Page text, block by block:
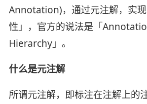
Annotation)，通过元注解，实
性」，官方的说法是「
Hierarchy」。
什么是元注解
所谓元注解，即标注在注解上的